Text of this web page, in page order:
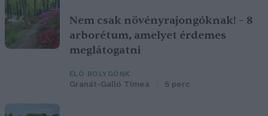
Nem csak növényrajongóknak! – 8
arborétum, amelyet érdemes
meglátogatni
ÉLŐ BOLYGÓNK
Granát-Galló Tímea 5 perc